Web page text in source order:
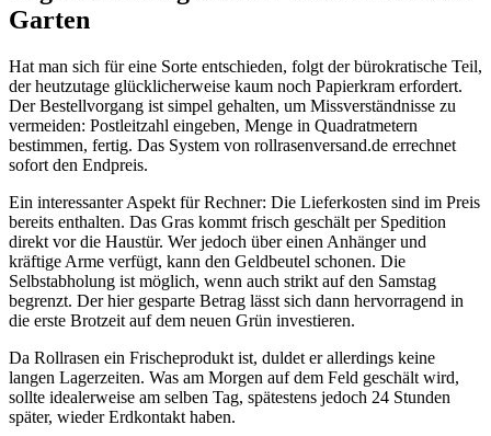
Garten
Hat man sich für eine Sorte entschieden, folgt der bürokratische Teil,
der heutzutage glücklicherweise kaum noch Papierkram erfordert.
Der Bestellvorgang ist simpel gehalten, um Missverständnisse zu
vermeiden: Postleitzahl eingeben, Menge in Quadratmetern
bestimmen, fertig. Das System von rollrasenversand.de errechnet
sofort den Endpreis.
Ein interessanter Aspekt für Rechner: Die Lieferkosten sind im Preis
bereits enthalten. Das Gras kommt frisch geschält per Spedition
direkt vor die Haustür. Wer jedoch über einen Anhänger und
kräftige Arme verfügt, kann den Geldbeutel schonen. Die
Selbstabholung ist möglich, wenn auch strikt auf den Samstag
begrenzt. Der hier gesparte Betrag lässt sich dann hervorragend in
die erste Brotzeit auf dem neuen Grün investieren.
Da Rollrasen ein Frischeprodukt ist, duldet er allerdings keine
langen Lagerzeiten. Was am Morgen auf dem Feld geschält wird,
sollte idealerweise am selben Tag, spätestens jedoch 24 Stunden
später, wieder Erdkontakt haben.